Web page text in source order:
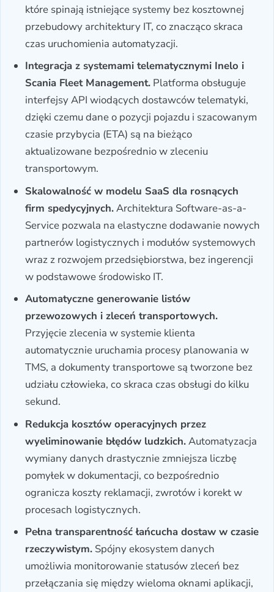
które spinają istniejące systemy bez kosztownej
przebudowy architektury IT, co znacząco skraca
czas uruchomienia automatyzacji.
Integracja z systemami telematycznymi Inelo i
Scania Fleet Management. Platforma obsługuje
interfejsy API wiodących dostawców telematyki,
dzięki czemu dane o pozycji pojazdu i szacowanym
czasie przybycia (ETA) są na bieżąco
aktualizowane bezpośrednio w zleceniu
transportowym.
Skalowalność w modelu SaaS dla rosnących
firm spedycyjnych.Architektura Software-as-a-
Service pozwala na elastyczne dodawanie nowych
partnerów logistycznych i modułów systemowych
wraz z rozwojem przedsiębiorstwa, bez ingerencji
w podstawowe środowisko IT.
Automatyczne generowanie listów
przewozowych i zleceń transportowych.
Przyjęcie zlecenia w systemie klienta
automatycznie uruchamia procesy planowania w
TMS, a dokumenty transportowe są tworzone bez
udziału człowieka, co skraca czas obsługi do kilku
sekund.
Redukcja kosztów operacyjnych przez
wyeliminowanie błędów ludzkich.Automatyzacja
wymiany danych drastycznie zmniejsza liczbę
pomyłek w dokumentacji, co bezpośrednio
ogranicza koszty reklamacji, zwrotów i korekt w
procesach logistycznych.
Pełna transparentność łańcucha dostaw w czasie
rzeczywistym. Spójny ekosystem danych
umożliwia monitorowanie statusów zleceń bez
przełączania się między wieloma oknami aplikacji,